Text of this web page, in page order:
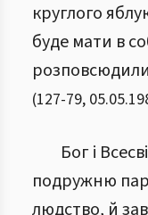
круглого
буде мати в
розповсюдили
(127-79,
Бог і
подружню
людство, й